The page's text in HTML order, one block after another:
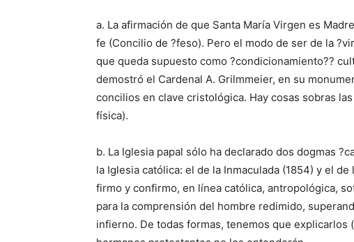
a. La afirmación de que Santa María Virgen es
fe (Concilio de ?feso). Pero el modo de ser de la
que queda supuesto como ?condicionamiento??
demostró el Cardenal A. Grilmmeier, en su
concilios en clave cristológica. Hay cosas sobras
física).
b. La Iglesia papal sólo ha declarado dos dogmas
la Iglesia católica: el de la Inmaculada (1854) y el
firmo y confirmo, en línea católica, antropológica,
para la comprensión del hombre redimido,
infierno. De todas formas, tenemos que